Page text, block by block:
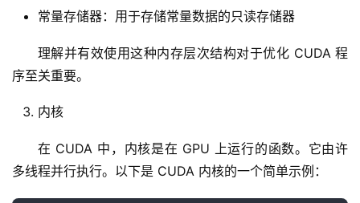
常量存储器：用于存储常量数据的只读存储器
理解并有效使用这种内存层次结构对于优化 CUDA 程
序至关重要。
内核
在 CUDA 中，内核是在 GPU 上运行的函数。它由许
多线程并行执行。以下是 CUDA 内核的一个简单示例：